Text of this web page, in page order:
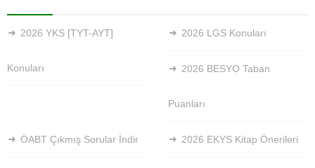
2026 YKS [TYT-AYT]
Konuları
2026 LGS Konuları
2026 BESYO Taban
Puanları
ÖABT Çıkmış Sorular İndir 2026 EKYS Kitap Önerileri